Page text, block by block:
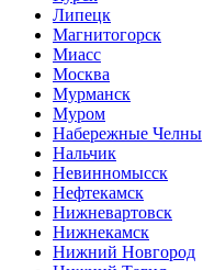
Липецк
Магнитогорск
Миасс
Москва
Мурманск
Муром
Набережные Челны
Нальчик
Невинномысск
Нефтекамск
Нижневартовск
Нижнекамск
Нижний Новгород